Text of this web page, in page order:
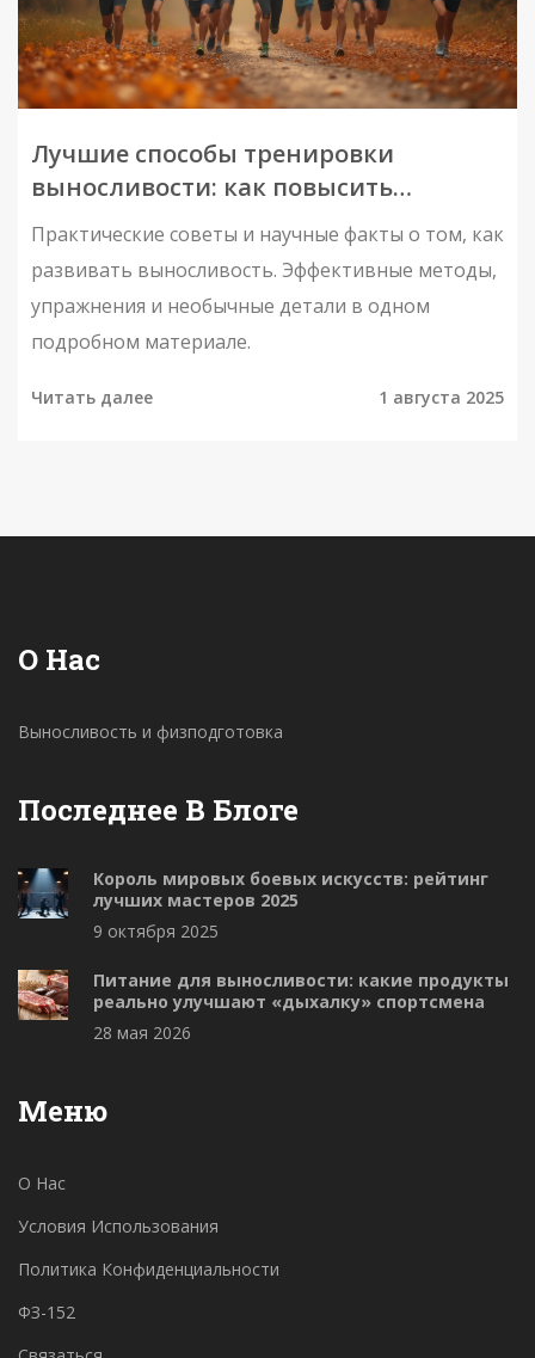
Лучшие способы тренировки
выносливости: как повысить
физическую устойчивость
Практические советы и научные факты о том, как
развивать выносливость. Эффективные методы,
упражнения и необычные детали в одном
подробном материале.
Читать далее 1 августа 2025
О Нас
Выносливость и физподготовка
Последнее В Блоге
Король мировых боевых искусств: рейтинг
лучших мастеров 2025
9 октября 2025
Питание для выносливости: какие продукты
реально улучшают «дыхалку» спортсмена
28 мая 2026
Меню
О Нас
Условия Использования
Политика Конфиденциальности
ФЗ-152